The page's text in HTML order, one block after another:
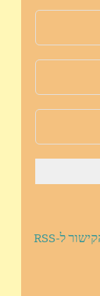
לחצו על הסמל הכתום הקטן לפתיחת הקישור ל-RSS